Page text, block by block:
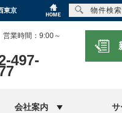
東京
業時間：9:00～
497-
会社案内
物件検索